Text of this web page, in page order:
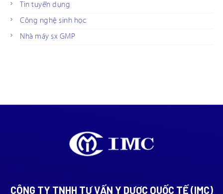
Tin tuyển dụng
Công nghệ sinh học
Nhà máy sx GMP
CÔNG TY TNHH TƯ VẤN Y DƯỢC QUỐC TẾ (IMC)